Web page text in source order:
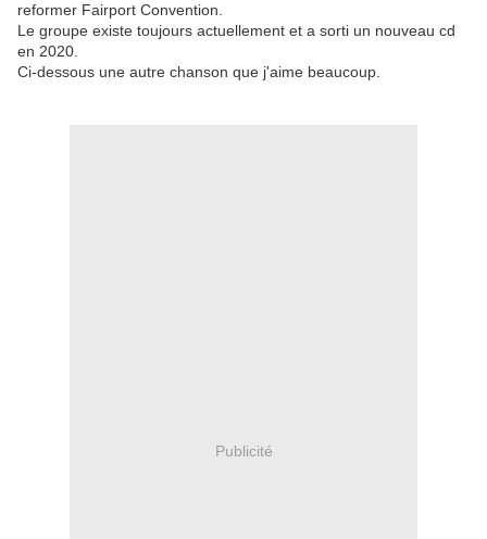
reformer Fairport Convention.
Le groupe existe toujours actuellement et a sorti un nouveau cd
en 2020.
Ci-dessous une autre chanson que j'aime beaucoup.
Publicité